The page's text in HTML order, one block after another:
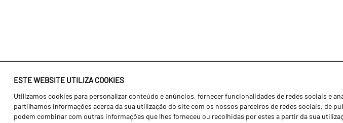
ESTE WEBSITE UTILIZA COOKIES
Utilizamos cookies para personalizar conteúdo e anúncios, fornecer funcionalidades de redes sociais e
partilhamos informações acerca da sua utilização do site com os nossos parceiros de redes sociais, de
podem combinar com outras informações que lhes forneceu ou recolhidas por estes a partir da sua
Identidade
História
Agricultura
Transportes
Notícias
Concessionários